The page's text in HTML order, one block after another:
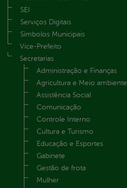
SEI
Serviços Digitais
Símbolos Municipais
Vice-Prefeito
Secretarias
Administração e Finanças
Agricultura e Meio ambiente
Assistência Social
Comunicação
Controle Interno
Cultura e Turismo
Educação e Esportes
Gabinete
Gestão de frota
Mulher